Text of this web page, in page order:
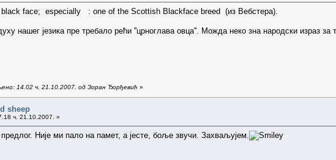
black face; especially : one of the Scottish Blackface breed (из Вебстера).
нашег језика пре требало рећи ''црноглава овца''. Можда неко зна народски израз за
14.02 ч. 21.10.2007. од Зоран Ђорђевић »
sheep
ч. 21.10.2007. »
Није ми пало на памет, а јесте, боље звучи. Захваљујем.